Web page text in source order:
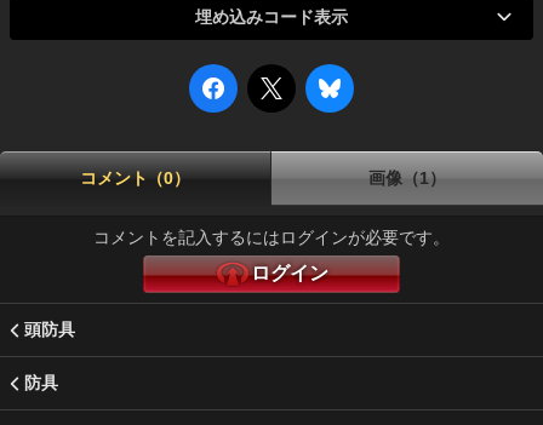
埋め込みコード表示
コメント（0） 画像（1）
コメントを記入するにはログインが必要です。
ログイン
頭防具
防具